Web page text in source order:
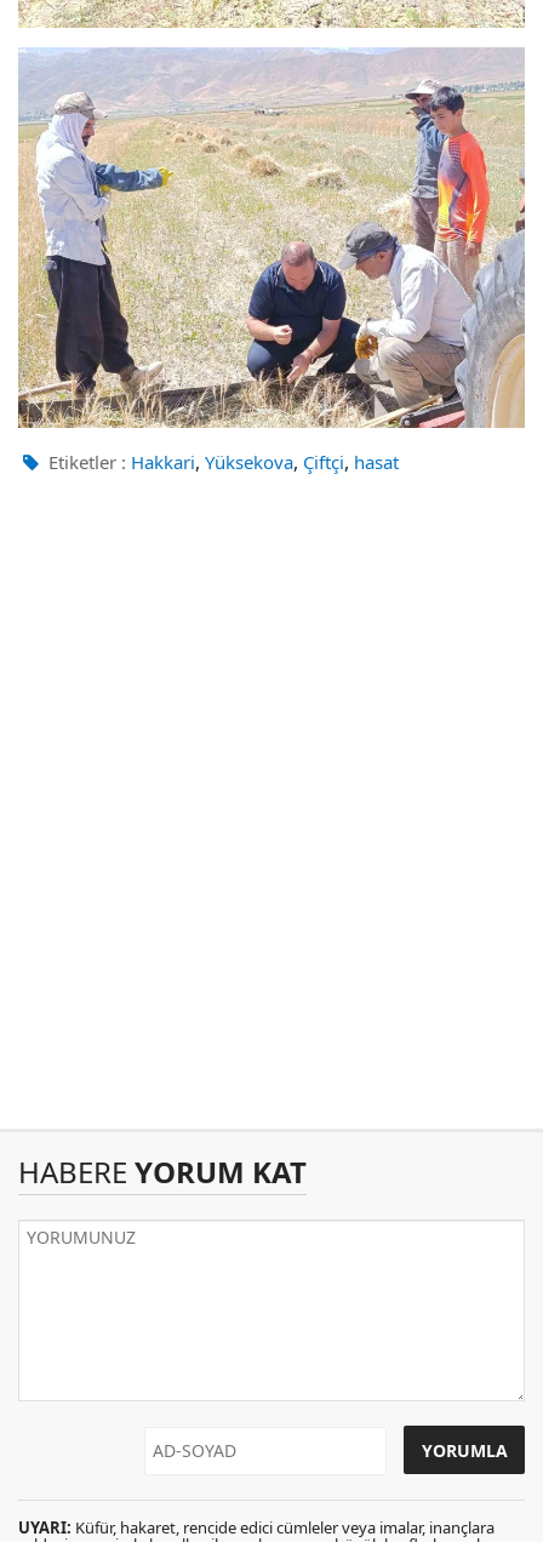
Etiketler : Hakkari, Yüksekova, Çiftçi, hasat
HABERE YORUM KAT
UYARI: Küfür, hakaret, rencide edici cümleler veya imalar, inançlara